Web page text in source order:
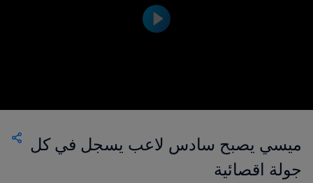
ميسي يصبح سادس لاعب يسجل في كل
جولة اقصائية